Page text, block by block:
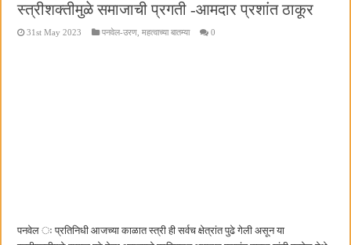
स्त्रीशक्तीमुळे समाजाची प्रगती -आमदार प्रशांत ठाकूर
31st May 2023 पनवेल-उरण ,महत्वाच्या बातम्या 0
पनवेल ः प्रतिनिधी आजच्या काळात स्त्री ही सर्वच क्षेत्रांत पुढे गेली असून या